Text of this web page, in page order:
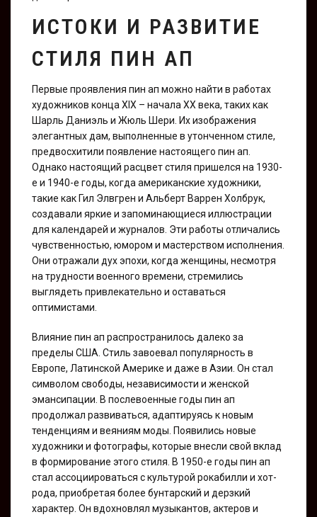
ИСТОКИ И РАЗВИТИЕ
СТИЛЯ ПИН АП
Первые проявления пин ап можно найти в работах
художников конца XIX – начала XX века, таких как
Шарль Даниэль и Жюль Шери. Их изображения
элегантных дам, выполненные в утонченном стиле,
предвосхитили появление настоящего пин ап.
Однако настоящий расцвет стиля пришелся на 1930-
е и 1940-е годы, когда американские художники,
такие как Гил Элвгрен и Альберт Варрен Холбрук,
создавали яркие и запоминающиеся иллюстрации
для календарей и журналов. Эти работы отличались
чувственностью, юмором и мастерством исполнения.
Они отражали дух эпохи, когда женщины, несмотря
на трудности военного времени, стремились
выглядеть привлекательно и оставаться
оптимистами.
Влияние пин ап распространилось далеко за
пределы США. Стиль завоевал популярность в
Европе, Латинской Америке и даже в Азии. Он стал
символом свободы, независимости и женской
эмансипации. В послевоенные годы пин ап
продолжал развиваться, адаптируясь к новым
тенденциям и веяниям моды. Появились новые
художники и фотографы, которые внесли свой вклад
в формирование этого стиля. В 1950-е годы пин ап
стал ассоциироваться с культурой рокабилли и хот-
рода, приобретая более бунтарский и дерзкий
характер. Он вдохновлял музыкантов, актеров и